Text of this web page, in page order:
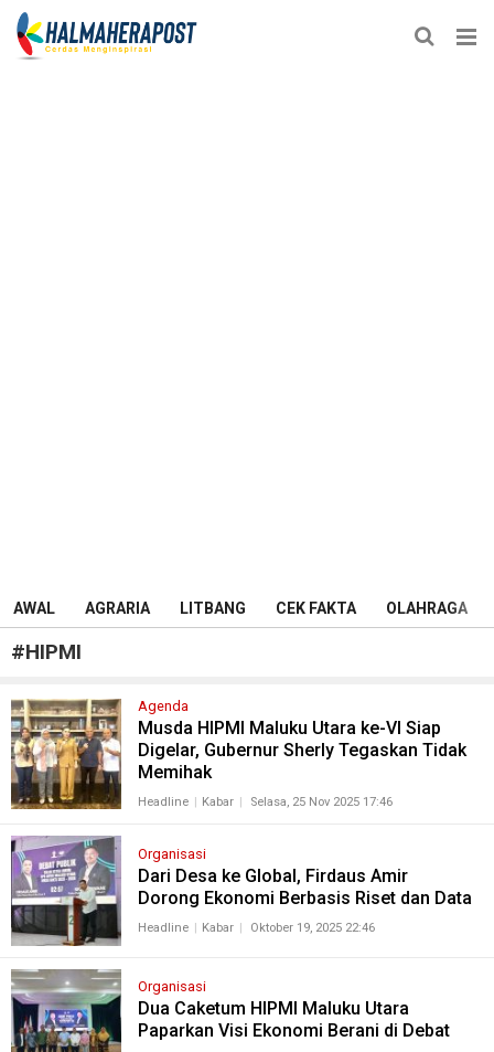
AWAL AGRARIA LITBANG CEK FAKTA OLAHRAGA
#HIPMI
Agenda
Musda HIPMI Maluku Utara ke-VI Siap
Digelar, Gubernur Sherly Tegaskan Tidak
Memihak
Headline Kabar Selasa, 25 Nov 2025 17:46
Organisasi
Dari Desa ke Global, Firdaus Amir
Dorong Ekonomi Berbasis Riset dan Data
Headline Kabar Oktober 19, 2025 22:46
Organisasi
Dua Caketum HIPMI Maluku Utara
Paparkan Visi Ekonomi Berani di Debat